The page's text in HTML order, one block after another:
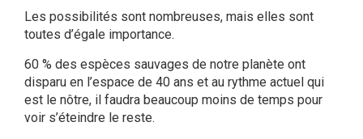
Les possibilités sont nombreuses, mais elles sont
toutes d’égale importance.
60 % des espèces sauvages de notre planète ont
disparu en l’espace de 40 ans et au rythme actuel qui
est le nôtre, il faudra beaucoup moins de temps pour
voir s’éteindre le reste.